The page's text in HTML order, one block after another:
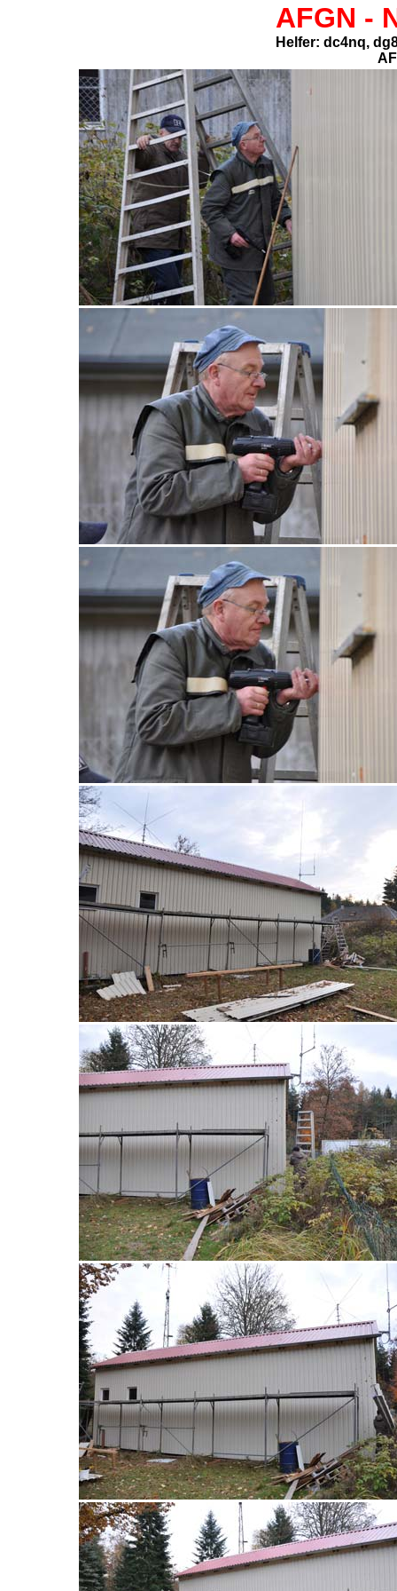
AFGN -
Helfer: dc4nq,